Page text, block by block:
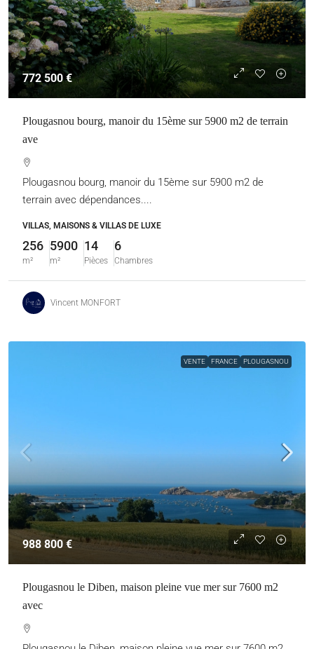
772 500 €
Plougasnou bourg, manoir du 15ème sur 5900 m2 de terrain
ave
Plougasnou bourg, manoir du 15ème sur 5900 m2 de
terrain avec dépendances....
VILLAS, MAISONS & VILLAS DE LUXE
256
m²
5900
m²
14
Pièces
6
Chambres
Vincent MONFORT
VENTE FRANCE PLOUGASNOU
988 800 €
Plougasnou le Diben, maison pleine vue mer sur 7600 m2
avec